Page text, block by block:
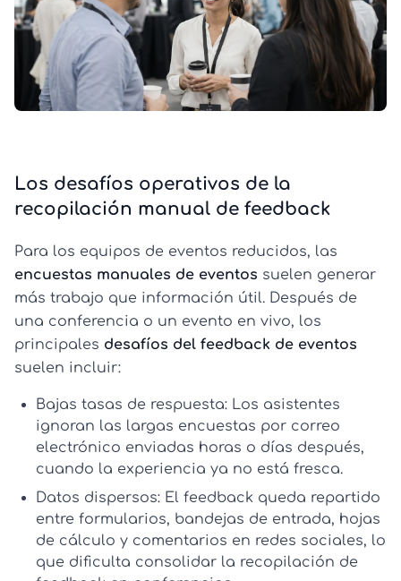
Los desafíos operativos de la
recopilación manual de feedback
Para los equipos de eventos reducidos, las
encuestas manuales de eventos suelen generar
más trabajo que información útil. Después de
una conferencia o un evento en vivo, los
principales desafíos del feedback de eventos
suelen incluir:
Bajas tasas de respuesta: Los asistentes
ignoran las largas encuestas por correo
electrónico enviadas horas o días después,
cuando la experiencia ya no está fresca.
Datos dispersos: El feedback queda repartido
entre formularios, bandejas de entrada, hojas
de cálculo y comentarios en redes sociales, lo
que dificulta consolidar la recopilación de